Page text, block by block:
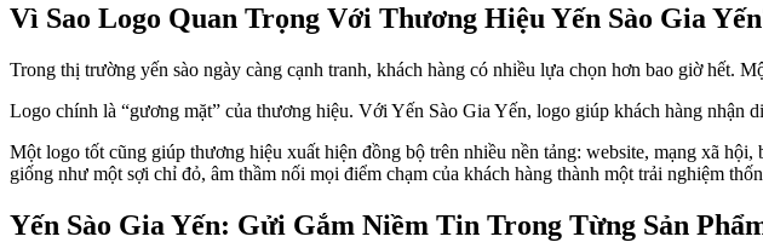
Vì Sao Logo Quan Trọng Với Thương Hiệu Yến Sào Gia
Trong thị trường yến sào ngày càng cạnh tranh, khách hàng có nhiều lựa chọn hơn bao giờ hết.
Logo chính là “gương mặt” của thương hiệu. Với Yến Sào Gia Yến, logo giúp khách hàng nhận
Một logo tốt cũng giúp thương hiệu xuất hiện đồng bộ trên nhiều nền tảng: website, mạng xã
giống như một sợi chỉ đỏ, âm thầm nối mọi điểm chạm của khách hàng thành một trải nghiệm
Yến Sào Gia Yến: Gửi Gắm Niềm Tin Trong Từng Sản